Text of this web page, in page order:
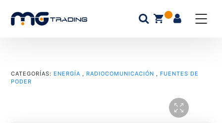
CATEGORÍAS: ENERGÍA , RADIOCOMUNICACIÓN , FUENTES DE
PODER